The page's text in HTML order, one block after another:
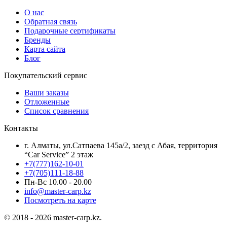
О нас
Обратная связь
Подарочные сертификаты
Бренды
Карта сайта
Блог
Покупательский сервис
Ваши заказы
Отложенные
Список сравнения
Контакты
г. Алматы, ул.Сатпаева 145а/2, заезд с Абая, территория
“Car Service” 2 этаж
+7(777)162-10-01
+7(705)111-18-88
Пн-Вс 10.00 - 20.00
info@master-carp.kz
Посмотреть на карте
© 2018 - 2026 master-carp.kz.